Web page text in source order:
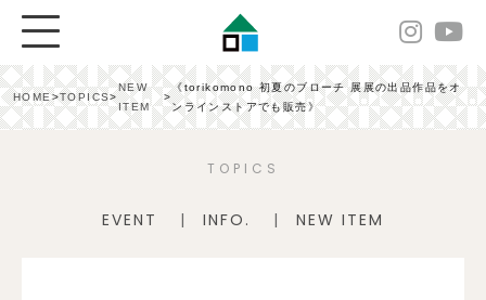
HOME>TOPICS>
NEW
ITEM
>
《torikomono 初夏のブローチ 展展の出品作品をオ
ンラインストアでも販売》
TOPICS
EVENT INFO. NEW ITEM